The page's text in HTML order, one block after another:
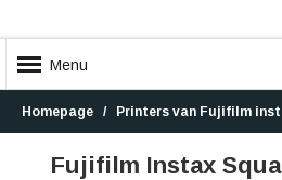
Menu
Homepage Printers van Fujifilm
Fujifilm Instax